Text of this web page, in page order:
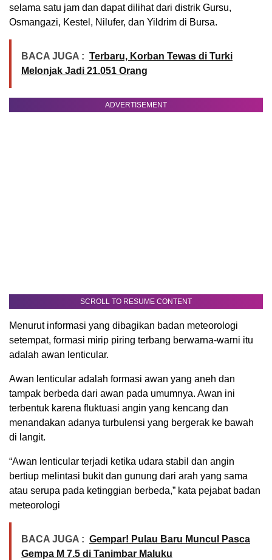
selama satu jam dan dapat dilihat dari distrik Gursu,
Osmangazi, Kestel, Nilufer, dan Yildrim di Bursa.
BACA JUGA : Terbaru, Korban Tewas di Turki
Melonjak Jadi 21.051 Orang
ADVERTISEMENT
SCROLL TO RESUME CONTENT
Menurut informasi yang dibagikan badan meteorologi
setempat, formasi mirip piring terbang berwarna-warni itu
adalah awan lenticular.
Awan lenticular adalah formasi awan yang aneh dan
tampak berbeda dari awan pada umumnya. Awan ini
terbentuk karena fluktuasi angin yang kencang dan
menandakan adanya turbulensi yang bergerak ke bawah
di langit.
“Awan lenticular terjadi ketika udara stabil dan angin
bertiup melintasi bukit dan gunung dari arah yang sama
atau serupa pada ketinggian berbeda,” kata pejabat badan
meteorologi
BACA JUGA : Gempar! Pulau Baru Muncul Pasca
Gempa M 7.5 di Tanimbar Maluku